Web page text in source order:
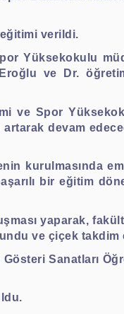
verildi.
Yüksekokulu
ve Dr.
ve Spor
devam
kurulmasında
bir eğitim
yaparak,
ve çiçek takdim
Sanatları